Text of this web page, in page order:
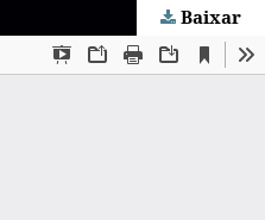
Baixar